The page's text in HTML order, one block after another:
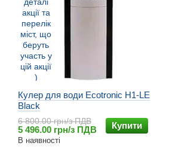
Кулер для води Ecotronic H1-LE
Black
6 800.00 грн/з ПДВ
5 496.00 грн/з ПДВ Купити
В наявності